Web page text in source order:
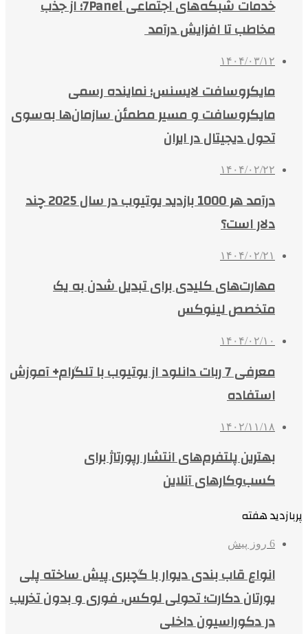
خدمات شبکه‌های اجتماعی 7Panel؛ از جذب
مخاطب تا افزایش درآمد
۱۴۰۴/۰۳/۱۲
مایکروسافت لایسنس؛ نماینده رسمی
مایکروسافت و مسیر مطمئن سازمان‌ها به‌سوی
تحول دیجیتال در ایران
۱۴۰۴/۰۲/۲۲
درآمد هر 1000 بازدید یوتیوب در سال 2025 چند
دلار است؟
۱۴۰۴/۰۲/۲۱
مهارت‌های کلیدی برای تبدیل شدن به یک
متخصص لینوکس
۱۴۰۴/۰۲/۱۰
معرفی 7 ربات دانلود از یوتیوب با تلگرام+ آموزش
استفاده
۱۴۰۲/۱۱/۱۸
بهترین پلتفرم‌های انتشار رپورتاژ برای
کسب‌وکارهای آنلاین
پربازدید هفته
6 روز پیش
انواع قاب بندی دیوار با گچبری پیش ساخته پلی
یورتان دکارت؛ تحولی لوکس، فوری و بدون تخریب
در دکوراسیون داخلی